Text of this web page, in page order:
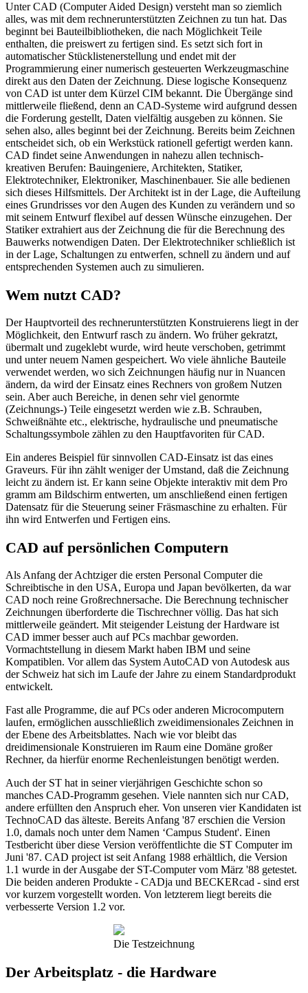
Unter CAD (Computer Aided Design) versteht man so ziemlich
alles, was mit dem rechnerunterstützten Zeichnen zu tun hat. Das
beginnt bei Bauteilbibliotheken, die nach Möglichkeit Teile
enthalten, die preiswert zu fertigen sind. Es setzt sich fort in
automatischer Stücklistenerstellung und endet mit der
Programmierung einer numerisch gesteuerten Werkzeugmaschine
direkt aus den Daten der Zeichnung. Diese logische Konsequenz
von CAD ist unter dem Kürzel CIM bekannt. Die Übergänge sind
mittlerweile fließend, denn an CAD-Systeme wird aufgrund dessen
die Forderung gestellt, Daten vielfältig ausgeben zu können. Sie
sehen also, alles beginnt bei der Zeichnung. Bereits beim Zeichnen
entscheidet sich, ob ein Werkstück rationell gefertigt werden kann.
CAD findet seine Anwendungen in nahezu allen technisch-
kreativen Berufen: Bauingeniere, Architekten, Statiker,
Elektrotechniker, Elektroniker, Maschinenbauer. Sie alle bedienen
sich dieses Hilfsmittels. Der Architekt ist in der Lage, die Aufteilung
eines Grundrisses vor den Augen des Kunden zu verändern und so
mit seinem Entwurf flexibel auf dessen Wünsche einzugehen. Der
Statiker extrahiert aus der Zeichnung die für die Berechnung des
Bauwerks notwendigen Daten. Der Elektrotechniker schließlich ist
in der Lage, Schaltungen zu entwerfen, schnell zu ändern und auf
entsprechenden Systemen auch zu simulieren.
Wem nutzt CAD?
Der Hauptvorteil des rechnerunterstützten Konstruierens liegt in der
Möglichkeit, den Entwurf rasch zu ändern. Wo früher gekratzt,
übermalt und zugeklebt wurde, wird heute verschoben, getrimmt
und unter neuem Namen gespeichert. Wo viele ähnliche Bauteile
verwendet werden, wo sich Zeichnungen häufig nur in Nuancen
ändern, da wird der Einsatz eines Rechners von großem Nutzen
sein. Aber auch Bereiche, in denen sehr viel genormte
(Zeichnungs-) Teile eingesetzt werden wie z.B. Schrauben,
Schweißnähte etc., elektrische, hydraulische und pneumatische
Schaltungssymbole zählen zu den Hauptfavoriten für CAD.
Ein anderes Beispiel für sinnvollen CAD-Einsatz ist das eines
Graveurs. Für ihn zählt weniger der Umstand, daß die Zeichnung
leicht zu ändern ist. Er kann seine Objekte interaktiv mit dem Pro
gramm am Bildschirm entwerten, um anschließend einen fertigen
Datensatz für die Steuerung seiner Fräsmaschine zu erhalten. Für
ihn wird Entwerfen und Fertigen eins.
CAD auf persönlichen Computern
Als Anfang der Achtziger die ersten Personal Computer die
Schreibtische in den USA, Europa und Japan bevölkerten, da war
CAD noch reine Großrechnersache. Die Berechnung technischer
Zeichnungen überforderte die Tischrechner völlig. Das hat sich
mittlerweile geändert. Mit steigender Leistung der Hardware ist
CAD immer besser auch auf PCs machbar geworden.
Vormachtstellung in diesem Markt haben IBM und seine
Kompatiblen. Vor allem das System AutoCAD von Autodesk aus
der Schweiz hat sich im Laufe der Jahre zu einem Standardprodukt
entwickelt.
Fast alle Programme, die auf PCs oder anderen Microcomputern
laufen, ermöglichen ausschließlich zweidimensionales Zeichnen in
der Ebene des Arbeitsblattes. Nach wie vor bleibt das
dreidimensionale Konstruieren im Raum eine Domäne großer
Rechner, da hierfür enorme Rechenleistungen benötigt werden.
Auch der ST hat in seiner vierjährigen Geschichte schon so
manches CAD-Programm gesehen. Viele nannten sich nur CAD,
andere erfüllten den Anspruch eher. Von unseren vier Kandidaten ist
TechnoCAD das älteste. Bereits Anfang '87 erschien die Version
1.0, damals noch unter dem Namen ‘Campus Student'. Einen
Testbericht über diese Version veröffentlichte die ST Computer im
Juni '87. CAD project ist seit Anfang 1988 erhältlich, die Version
1.1 wurde in der Ausgabe der ST-Computer vom März '88 getestet.
Die beiden anderen Produkte - CADja und BECKERcad - sind erst
vor kurzem vorgestellt worden. Von letzterem liegt bereits die
verbesserte Version 1.2 vor.
Die Testzeichnung
Der Arbeitsplatz - die Hardware